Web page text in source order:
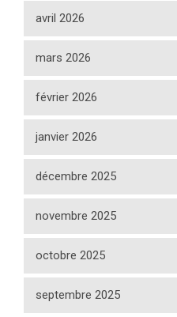
avril 2026
mars 2026
février 2026
janvier 2026
décembre 2025
novembre 2025
octobre 2025
septembre 2025